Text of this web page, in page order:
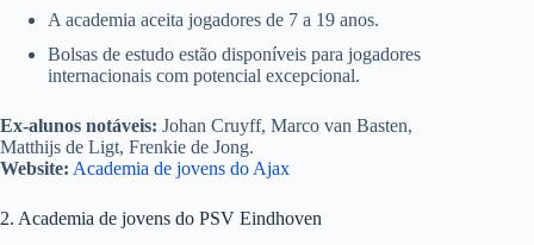
A academia aceita jogadores de 7 a 19 anos.
Bolsas de estudo estão disponíveis para jogadores
internacionais com potencial excepcional.
Ex-alunos notáveis: Johan Cruyff, Marco van Basten,
Matthijs de Ligt, Frenkie de Jong.
Website: Academia de jovens do Ajax
2. Academia de jovens do PSV Eindhoven